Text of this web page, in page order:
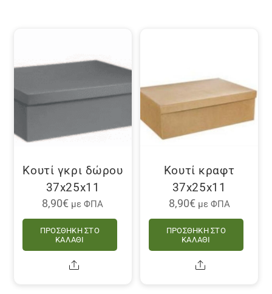
Κουτί γκρι δώρου
37x25x11
8,90€ με ΦΠΑ
ΠΡΟΣΘΉΚΗ ΣΤΟ
ΚΑΛΆΘΙ
Share
Κουτί κραφτ
37x25x11
8,90€ με ΦΠΑ
ΠΡΟΣΘΉΚΗ ΣΤΟ
ΚΑΛΆΘΙ
Share